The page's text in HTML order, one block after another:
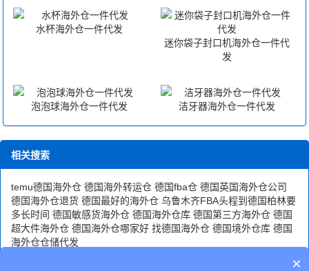
水杯海外仓一件代发
迷你袋子封口机海外仓一件代
发
泡泡球海外仓一件代发 洁牙器海外仓一件代发
相关搜索
temu德国海外仓 德国海外转运仓 德国fba仓 德国英国海外仓公司
德国海外仓退货 德国最好的海外仓 乌鲁木齐FBA头程到德国柏林要
多长时间 德国敏感货海外仓 德国海外仓库 德国第三方海外仓 德国
超大件海外仓 德国海外仓哪家好 找德国海外仓 德国境外仓库 德国
海外仓仓储代发
×